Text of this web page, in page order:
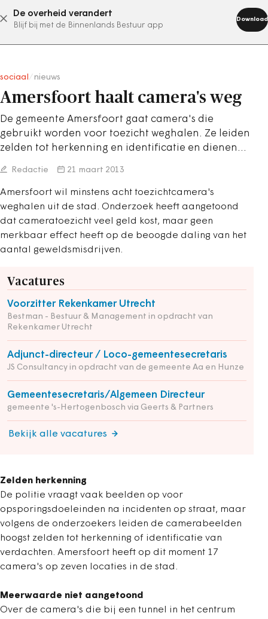
De overheid verandert
Blijf bij met de Binnenlands Bestuur app
Download
abonneer nu
sociaal nieuws
Amersfoort haalt camera's weg
De gemeente Amersfoort gaat camera's die
gebruikt worden voor toezicht weghalen. Ze leiden
zelden tot herkenning en identificatie en dienen…
Redactie 21 maart 2013
Amersfoort wil minstens acht toezichtcamera's
weghalen uit de stad. Onderzoek heeft aangetoond
dat cameratoezicht veel geld kost, maar geen
merkbaar effect heeft op de beoogde daling van het
aantal geweldsmisdrijven.
Vacatures
Voorzitter Rekenkamer Utrecht
Bestman - Bestuur & Management in opdracht van
Rekenkamer Utrecht
Adjunct-directeur / Loco-gemeentesecretaris
JS Consultancy in opdracht van de gemeente Aa en Hunze
Gemeentesecretaris/Algemeen Directeur
gemeente 's-Hertogenbosch via Geerts & Partners
Bekijk alle vacatures
Zelden herkenning
De politie vraagt vaak beelden op voor
opsporingsdoeleinden na incidenten op straat, maar
volgens de onderzoekers leiden de camerabeelden
hoogst zelden tot herkenning of identificatie van
verdachten. Amersfoort heeft op dit moment 17
camera's op zeven locaties in de stad.
Meerwaarde niet aangetoond
Over de camera's die bij een tunnel in het centrum